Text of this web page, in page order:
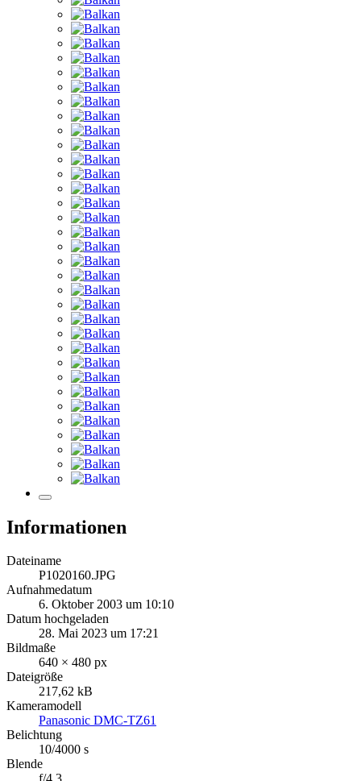
Informationen
Dateiname
P1020160.JPG
Aufnahmedatum
6. Oktober 2003 um 10:10
Datum hochgeladen
28. Mai 2023 um 17:21
Bildmaße
640 × 480 px
Dateigröße
217,62 kB
Kameramodell
Panasonic DMC-TZ61
Belichtung
10/4000 s
Blende